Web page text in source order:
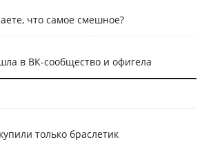
что самое смешное?
в ВК-сообщество и офигела
только браслетик